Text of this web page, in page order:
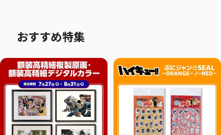
おすすめ特集